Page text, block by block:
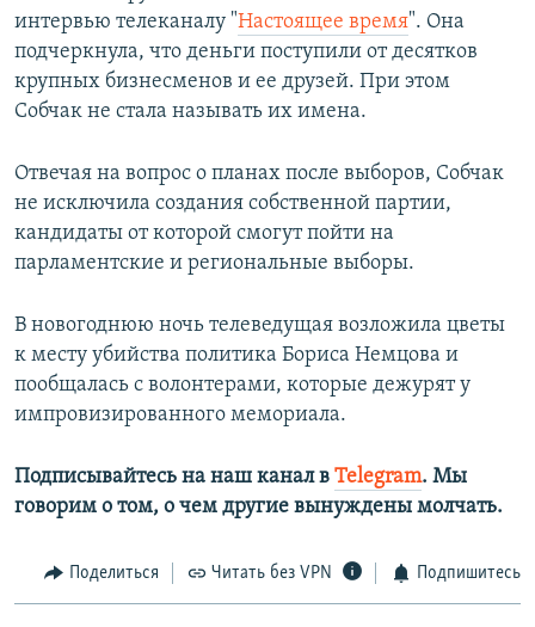
интервью телеканалу "Настоящее время". Она
подчеркнула, что деньги поступили от десятков
крупных бизнесменов и ее друзей. При этом
Собчак не стала называть их имена.
Отвечая на вопрос о планах после выборов, Собчак
не исключила создания собственной партии,
кандидаты от которой смогут пойти на
парламентские и региональные выборы.
В новогоднюю ночь телеведущая возложила цветы
к месту убийства политика Бориса Немцова и
пообщалась с волонтерами, которые дежурят у
импровизированного мемориала.
Подписывайтесь на наш канал в Telegram. Мы
говорим о том, о чем другие вынуждены молчать.
Поделиться Читать без VPN Подпишитесь